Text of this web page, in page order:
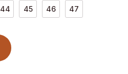
44 45 46 47